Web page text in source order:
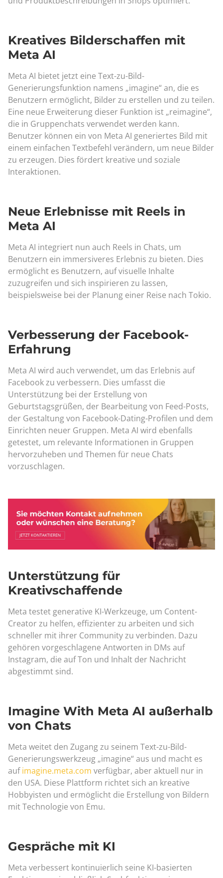
Kreatives Bilderschaffen mit
Meta AI
Meta AI bietet jetzt eine Text-zu-Bild-
Generierungsfunktion namens „imagine“ an, die es
Benutzern ermöglicht, Bilder zu erstellen und zu teilen.
Eine neue Erweiterung dieser Funktion ist „reimagine“,
die in Gruppenchats verwendet werden kann.
Benutzer können ein von Meta AI generiertes Bild mit
einem einfachen Textbefehl verändern, um neue Bilder
zu erzeugen. Dies fördert kreative und soziale
Interaktionen.
Neue Erlebnisse mit Reels in
Meta AI
Meta AI integriert nun auch Reels in Chats, um
Benutzern ein immersiveres Erlebnis zu bieten. Dies
ermöglicht es Benutzern, auf visuelle Inhalte
zuzugreifen und sich inspirieren zu lassen,
beispielsweise bei der Planung einer Reise nach Tokio.
Verbesserung der Facebook-
Erfahrung
Meta AI wird auch verwendet, um das Erlebnis auf
Facebook zu verbessern. Dies umfasst die
Unterstützung bei der Erstellung von
Geburtstagsgrüßen, der Bearbeitung von Feed-Posts,
der Gestaltung von Facebook-Dating-Profilen und dem
Einrichten neuer Gruppen. Meta AI wird ebenfalls
getestet, um relevante Informationen in Gruppen
hervorzuheben und Themen für neue Chats
vorzuschlagen.
Unterstützung für
Kreativschaffende
Meta testet generative KI-Werkzeuge, um Content-
Creator zu helfen, effizienter zu arbeiten und sich
schneller mit ihrer Community zu verbinden. Dazu
gehören vorgeschlagene Antworten in DMs auf
Instagram, die auf Ton und Inhalt der Nachricht
abgestimmt sind.
Imagine With Meta AI außerhalb
von Chats
Meta weitet den Zugang zu seinem Text-zu-Bild-
Generierungswerkzeug „imagine“ aus und macht es
aufimagine.meta.com verfügbar, aber aktuell nur in
den USA. Diese Plattform richtet sich an kreative
Hobbyisten und ermöglicht die Erstellung von Bildern
mit Technologie von Emu.
Gespräche mit KI
Meta verbessert kontinuierlich seine KI-basierten